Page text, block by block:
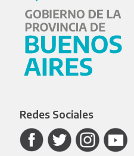
Redes Sociales